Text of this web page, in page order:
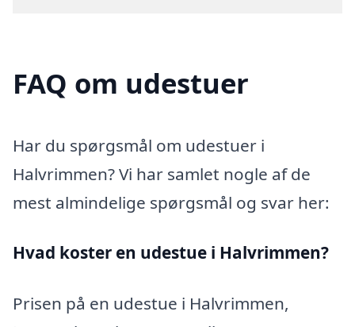
FAQ om udestuer
Har du spørgsmål om udestuer i
Halvrimmen? Vi har samlet nogle af de
mest almindelige spørgsmål og svar her:
Hvad koster en udestue i Halvrimmen?
Prisen på en udestue i Halvrimmen,